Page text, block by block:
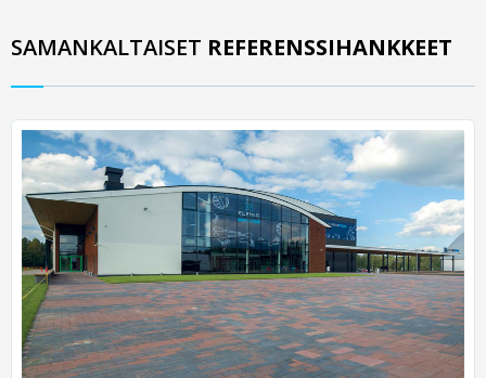
SAMANKALTAISET REFERENSSIHANKKEET